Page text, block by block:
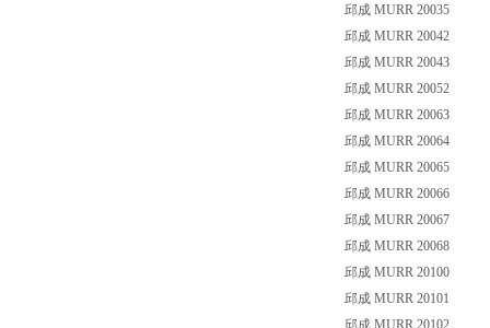
邱成 MURR 20035
邱成 MURR 20042
邱成 MURR 20043
邱成 MURR 20052
邱成 MURR 20063
邱成 MURR 20064
邱成 MURR 20065
邱成 MURR 20066
邱成 MURR 20067
邱成 MURR 20068
邱成 MURR 20100
邱成 MURR 20101
邱成 MURR 20102